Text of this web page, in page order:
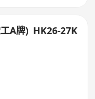
A牌) HK26-27K